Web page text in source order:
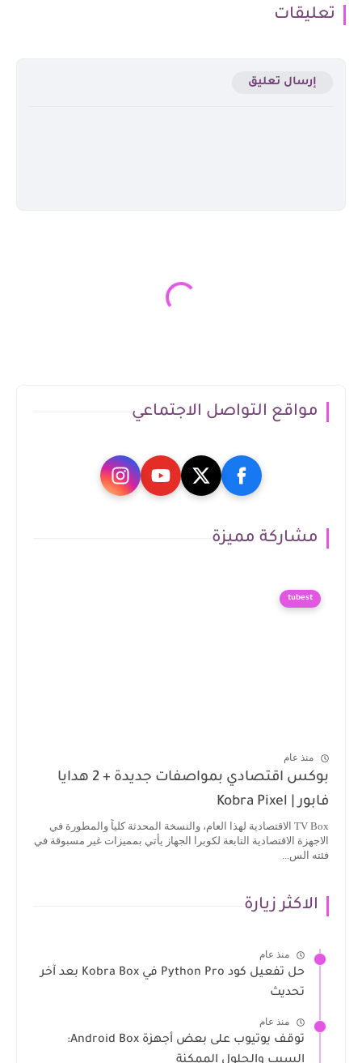
تعليقات
إرسال تعليق
مواقع التواصل الاجتماعي
مشاركة مميزة
tubest
منذ عام
بوكس اقتصادي بمواصفات جديدة + 2 هدايا
فابور | Kobra Pixel
TV Box الاقتصادية لهذا العام، والنسخة المحدثة كلياً والمطورة في
الاجهزة الاقتصادية التابعة لكوبرا الجهاز يأتي بمميزات غير مسبوقة في
فئته الس...
الاكثر زيارة
منذ عام
حل تفعيل كود Python Pro في Kobra Box بعد آخر
تحديث
منذ عام
توقف يوتيوب على بعض أجهزة Android Box: